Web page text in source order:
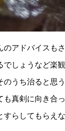
のアドバイスも
でしょうなど楽
のうち治ると思
も真剣に向き合
すらしてもらえ